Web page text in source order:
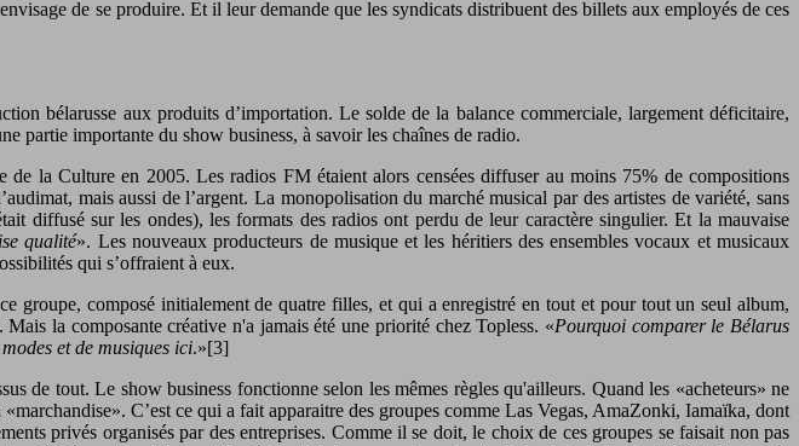
de se produire. Et il leur demande que les syndicats distribuent des billets aux employés de ces
bélarusse aux produits d’importation. Le solde de la balance commerciale, largement déficitaire,
partie importante du show business, à savoir les chaînes de radio.
la Culture en 2005. Les radios FM étaient alors censées diffuser au moins 75% de compositions
mais aussi de l’argent. La monopolisation du marché musical par des artistes de variété, sans
diffusé sur les ondes), les formats des radios ont perdu de leur caractère singulier. Et la mauvaise
qualité». Les nouveaux producteurs de musique et les héritiers des ensembles vocaux et musicaux
qui s’offraient à eux.
groupe, composé initialement de quatre filles, et qui a enregistré en tout et pour tout un seul album,
la composante créative n'a jamais été une priorité chez Topless. «Pourquoi comparer le Bélarus
et de musiques ici.»[3]
de tout. Le show business fonctionne selon les mêmes règles qu'ailleurs. Quand les «acheteurs» ne
C’est ce qui a fait apparaitre des groupes comme Las Vegas, AmaZonki, Iamaïka, dont
privés organisés par des entreprises. Comme il se doit, le choix de ces groupes se faisait non pas